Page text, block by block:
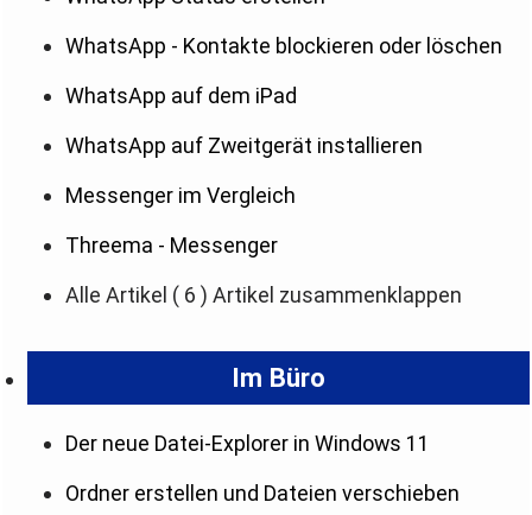
WhatsApp - Kontakte blockieren oder löschen
WhatsApp auf dem iPad
WhatsApp auf Zweitgerät installieren
Messenger im Vergleich
Threema - Messenger
Alle Artikel ( 6 ) Artikel zusammenklappen
Im Büro
Der neue Datei-Explorer in Windows 11
Ordner erstellen und Dateien verschieben